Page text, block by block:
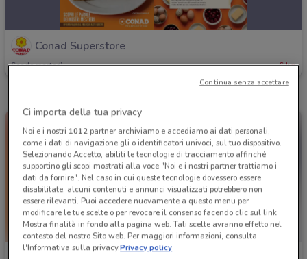
Conad Superstore
Scade martedì 6 km
Ci importa della tua privacy
Noi e i nostri 1012partner archiviamo e accediamo ai dati personali,
come i dati di navigazione gli o identificatori univoci, sul tuo dispositivo.
Selezionando Accetto, abiliti le tecnologie di tracciamento affinché
supportino gli scopi mostrati alla voce "Noi e i nostri partner trattiamo i
dati da fornire". Nel caso in cui queste tecnologie dovessero essere
disabilitate, alcuni contenuti e annunci visualizzati potrebbero non
essere rilevanti. Puoi accedere nuovamente a questo menu per
modificare le tue scelte o per revocare il consenso facendo clic sul link
Mostra finalità in fondo alla pagina web. Tali scelte avranno effetto nel
contesto del nostro Sito web. Per maggiori informazioni, consulta
l'Informativa sulla privacy.Privacy policy
Continua senza accettare